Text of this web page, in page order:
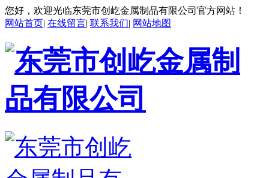
您好，欢迎光临东莞市创屹金属制品有限公司官方网站！
网站首页| 在线留言| 联系我们| 网站地图